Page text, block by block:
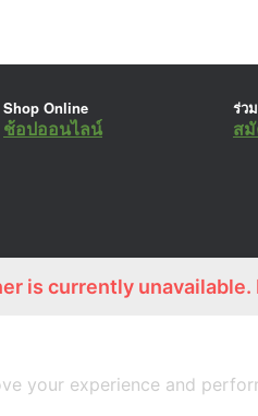
Shop Online
ช้อปออนไลน์
ร่ว
ส
is currently
your experience and